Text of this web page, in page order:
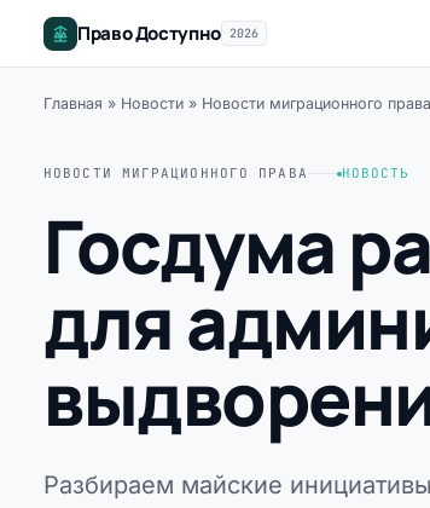
Право Доступно 2026
Главная » Новости » Новости миграционного права
НОВОСТИ МИГРАЦИОННОГО ПРАВА НОВОСТЬ
Госдума
для
Разбираем майские